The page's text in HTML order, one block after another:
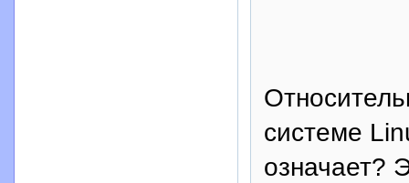
системе
означает?